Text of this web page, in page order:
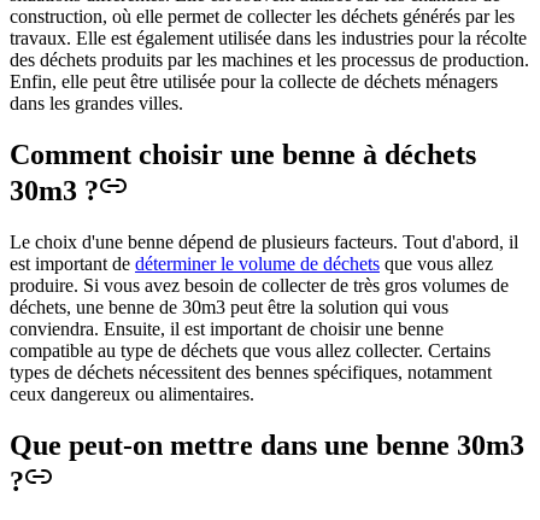
construction, où elle permet de collecter les déchets générés par les
travaux. Elle est également utilisée dans les industries pour la récolte
des déchets produits par les machines et les processus de production.
Enfin, elle peut être utilisée pour la collecte de déchets ménagers
dans les grandes villes.
Comment choisir une benne à déchets
30m3 ?
Le choix d'une benne dépend de plusieurs facteurs. Tout d'abord, il
est important de déterminer le volume de déchets que vous allez
produire. Si vous avez besoin de collecter de très gros volumes de
déchets, une benne de 30m3 peut être la solution qui vous
conviendra. Ensuite, il est important de choisir une benne
compatible au type de déchets que vous allez collecter. Certains
types de déchets nécessitent des bennes spécifiques, notamment
ceux dangereux ou alimentaires.
Que peut-on mettre dans une benne 30m3
?